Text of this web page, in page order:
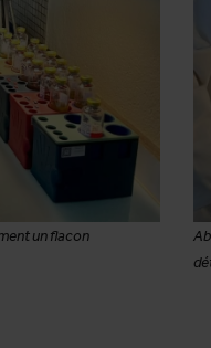
un flacon